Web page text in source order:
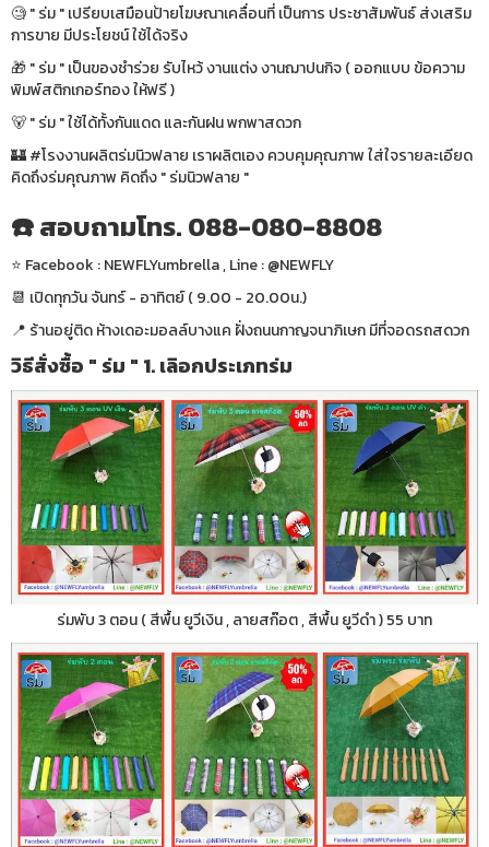
🧐 " ร่ม " เปรียบเสมือนป้ายโฆษณาเคลื่อนที่ เป็นการ ประชาสัมพันธ์ ส่งเสริม
การขาย มีประโยชน์ ใช้ได้จริง
🎁 " ร่ม " เป็นของชำร่วย รับไหว้ งานแต่ง งานฌาปนกิจ ( ออกแบบ ข้อความ
พิมพ์สติกเกอร์ทอง ให้ฟรี )
🐻 " ร่ม " ใช้ได้ทั้งกันแดด และกันฝน พกพาสดวก
🏰 #โรงงานผลิตร่มนิวฟลาย เราผลิตเอง ควบคุมคุณภาพ ใส่ใจรายละเอียด
คิดถึงร่มคุณภาพ คิดถึง " ร่มนิวฟลาย "
☎️ สอบถามโทร. 088-080-8808
⭐️ Facebook : NEWFLYumbrella , Line : @NEWFLY
📆 เปิดทุกวัน จันทร์ - อาทิตย์ ( 9.00 - 20.00น.)
📍 ร้านอยู่ติด ห้างเดอะมอลล์บางแค ฝั่งถนนกาญจนาภิเษก มีที่จอดรถสดวก
วิธีสั่งซื้อ " ร่ม " 1. เลิอกประเภทร่ม
ร่มพับ 3 ตอน ( สีพื้น ยูวีเงิน , ลายสก๊อต , สีพื้น ยูวีดำ ) 55 บาท